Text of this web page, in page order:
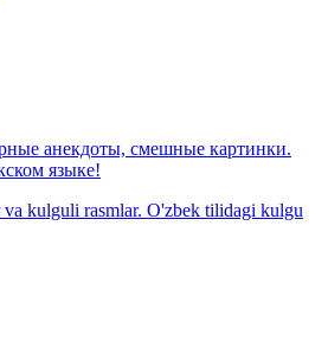
анекдоты, смешные картинки.
языке!
kulguli rasmlar. O'zbek tilidagi kulgu